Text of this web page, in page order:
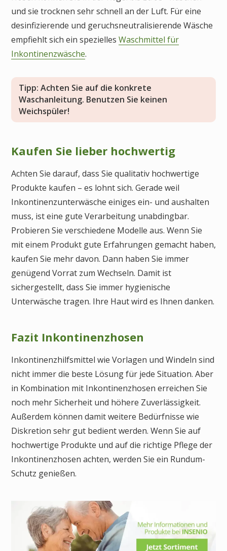
und sie trocknen sehr schnell an der Luft. Für eine
desinfizierende und geruchsneutralisierende Wäsche
empfiehlt sich ein spezielles Waschmittel für
Inkontinenzwäsche.
Tipp: Achten Sie auf die konkrete
Waschanleitung. Benutzen Sie keinen
Weichspüler!
Kaufen Sie lieber hochwertig
Achten Sie darauf, dass Sie qualitativ hochwertige
Produkte kaufen – es lohnt sich. Gerade weil
Inkontinenzunterwäsche einiges ein- und aushalten
muss, ist eine gute Verarbeitung unabdingbar.
Probieren Sie verschiedene Modelle aus. Wenn Sie
mit einem Produkt gute Erfahrungen gemacht haben,
kaufen Sie mehr davon. Dann haben Sie immer
genügend Vorrat zum Wechseln. Damit ist
sichergestellt, dass Sie immer hygienische
Unterwäsche tragen. Ihre Haut wird es Ihnen danken.
Fazit Inkontinenzhosen
Inkontinenzhilfsmittel wie Vorlagen und Windeln sind
nicht immer die beste Lösung für jede Situation. Aber
in Kombination mit Inkontinenzhosen erreichen Sie
noch mehr Sicherheit und höhere Zuverlässigkeit.
Außerdem können damit weitere Bedürfnisse wie
Diskretion sehr gut bedient werden. Wenn Sie auf
hochwertige Produkte und auf die richtige Pflege der
Inkontinenzhosen achten, werden Sie ein Rundum-
Schutz genießen.